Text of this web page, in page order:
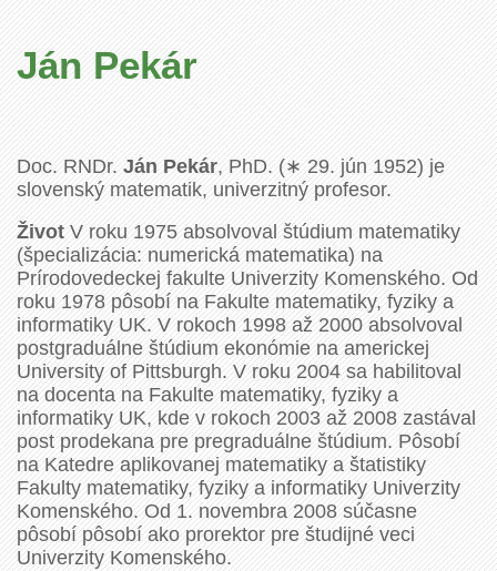
Ján Pekár
Doc. RNDr.Ján Pekár, PhD. (∗ 29. jún 1952) je
slovenský matematik, univerzitný profesor.
ŽivotV roku 1975 absolvoval štúdium matematiky
(špecializácia: numerická matematika) na
Prírodovedeckej fakulte Univerzity Komenského. Od
roku 1978 pôsobí na Fakulte matematiky, fyziky a
informatiky UK. V rokoch 1998 až 2000 absolvoval
postgraduálne štúdium ekonómie na americkej
University of Pittsburgh. V roku 2004 sa habilitoval
na docenta na Fakulte matematiky, fyziky a
informatiky UK, kde v rokoch 2003 až 2008 zastával
post prodekana pre pregraduálne štúdium. Pôsobí
na Katedre aplikovanej matematiky a štatistiky
Fakulty matematiky, fyziky a informatiky Univerzity
Komenského. Od 1. novembra 2008 súčasne
pôsobí pôsobí ako prorektor pre študijné veci
Univerzity Komenského.